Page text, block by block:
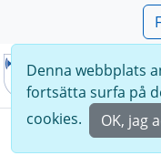
Denna webbplats
fortsätta surfa på
cookies.
OK, jag